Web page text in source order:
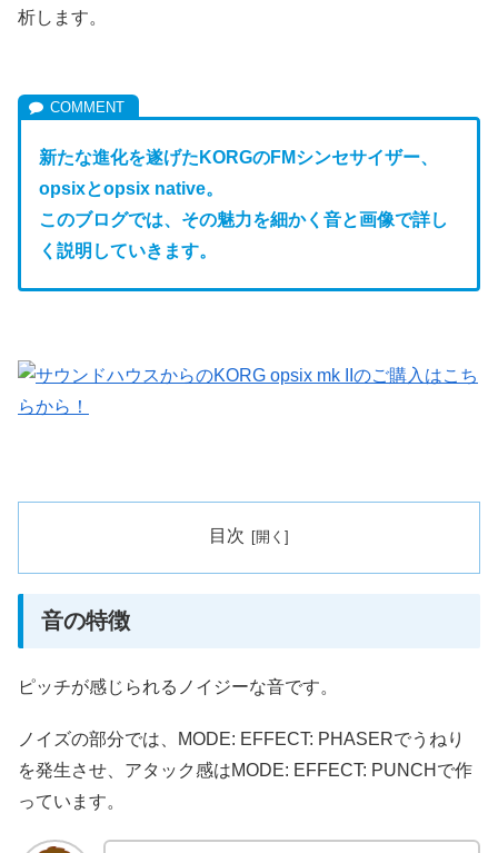
析します。
新たな進化を遂げたKORGのFMシンセサイザー、
opsixとopsix native。
このブログでは、その魅力を細かく音と画像で詳し
く説明していきます。
目次
音の特徴
ピッチが感じられるノイジーな音です。
ノイズの部分では、MODE: EFFECT: PHASERでうねり
を発生させ、アタック感はMODE: EFFECT: PUNCHで作
っています。